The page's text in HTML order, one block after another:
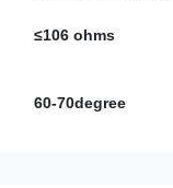
≤106 ohms
60-70degree